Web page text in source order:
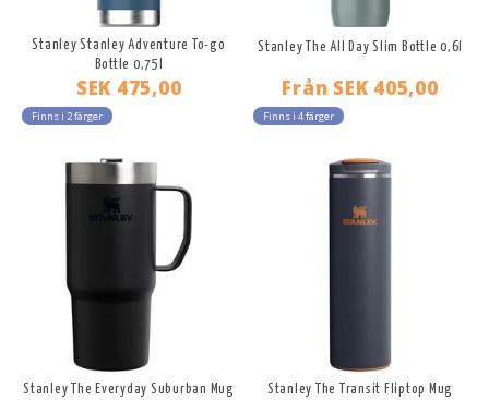
Stanley Stanley Adventure To-go
Bottle 0,75l
SEK 475,00
Finns i 2 färger
Stanley The All Day Slim Bottle 0,6l
Från SEK 405,00
Finns i 4 färger
Stanley The Everyday Suburban Mug
Stanley The Transit Fliptop Mug